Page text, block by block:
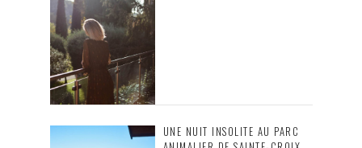
UNE NUIT INSOLITE AU PARC